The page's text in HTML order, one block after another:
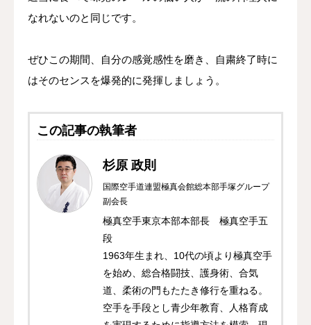
なれないのと同じです。
ぜひこの期間、自分の感覚感性を磨き、自粛終了時に
はそのセンスを爆発的に発揮しましょう。
この記事の執筆者
杉原 政則
国際空手道連盟極真会館総本部手塚グループ
副会長
極真空手東京本部本部長 極真空手五
段
1963年生まれ、10代の頃より極真空手
を始め、総合格闘技、護身術、合気
道、柔術の門もたたき修行を重ねる。
空手を手段とし青少年教育、人格育成